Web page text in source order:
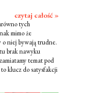
czytaj całość »
tych
mimo że
o niej bywają trudne.
brak nawyku
temat pod
to klucz do satysfakcji